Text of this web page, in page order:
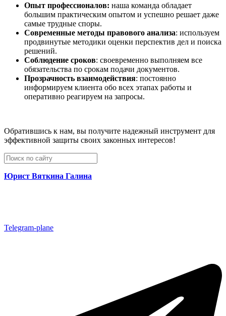
Опыт профессионалов: наша команда обладает
большим практическим опытом и успешно решает даже
самые трудные споры.
Современные методы правового анализа: используем
продвинутые методики оценки перспектив дел и поиска
решений.
Соблюдение сроков: своевременно выполняем все
обязательства по срокам подачи документов.
Прозрачность взаимодействия: постоянно
информируем клиента обо всех этапах работы и
оперативно реагируем на запросы.
Обратившись к нам, вы получите надежный инструмент для
эффективной защиты своих законных интересов!
Юрист Вяткина Галина
Telegram-plane